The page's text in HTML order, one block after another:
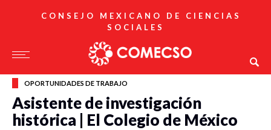
CONSEJO MEXICANO DE CIENCIAS
SOCIALES
OPORTUNIDADES DE TRABAJO
Asistente de investigación
histórica | El Colegio de México